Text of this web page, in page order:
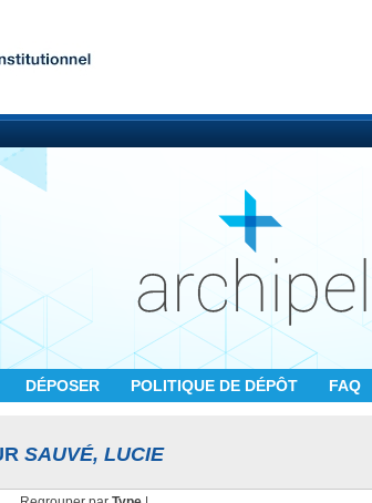
DÉPOSER POLITIQUE DE DÉPÔT FAQ
SAUVÉ, LUCIE